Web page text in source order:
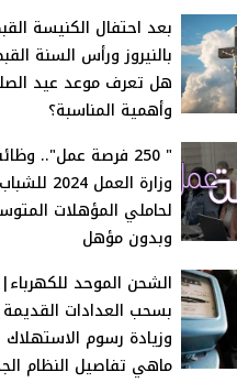
بعد احتفال الكنيسة
بالنيروز ورأس السنة
هل تعرف موعد عيد
وأهمية المناسبة؟
" 250 فرصة عمل"..
وزارة العمل 2024 للشباب
لحاملي المؤهلات
وبدون مؤهل
الشحن الموحد للكهرباء|
بسحب العدادات القديمة
وزيادة رسوم
ماهي تفاصيل النظام